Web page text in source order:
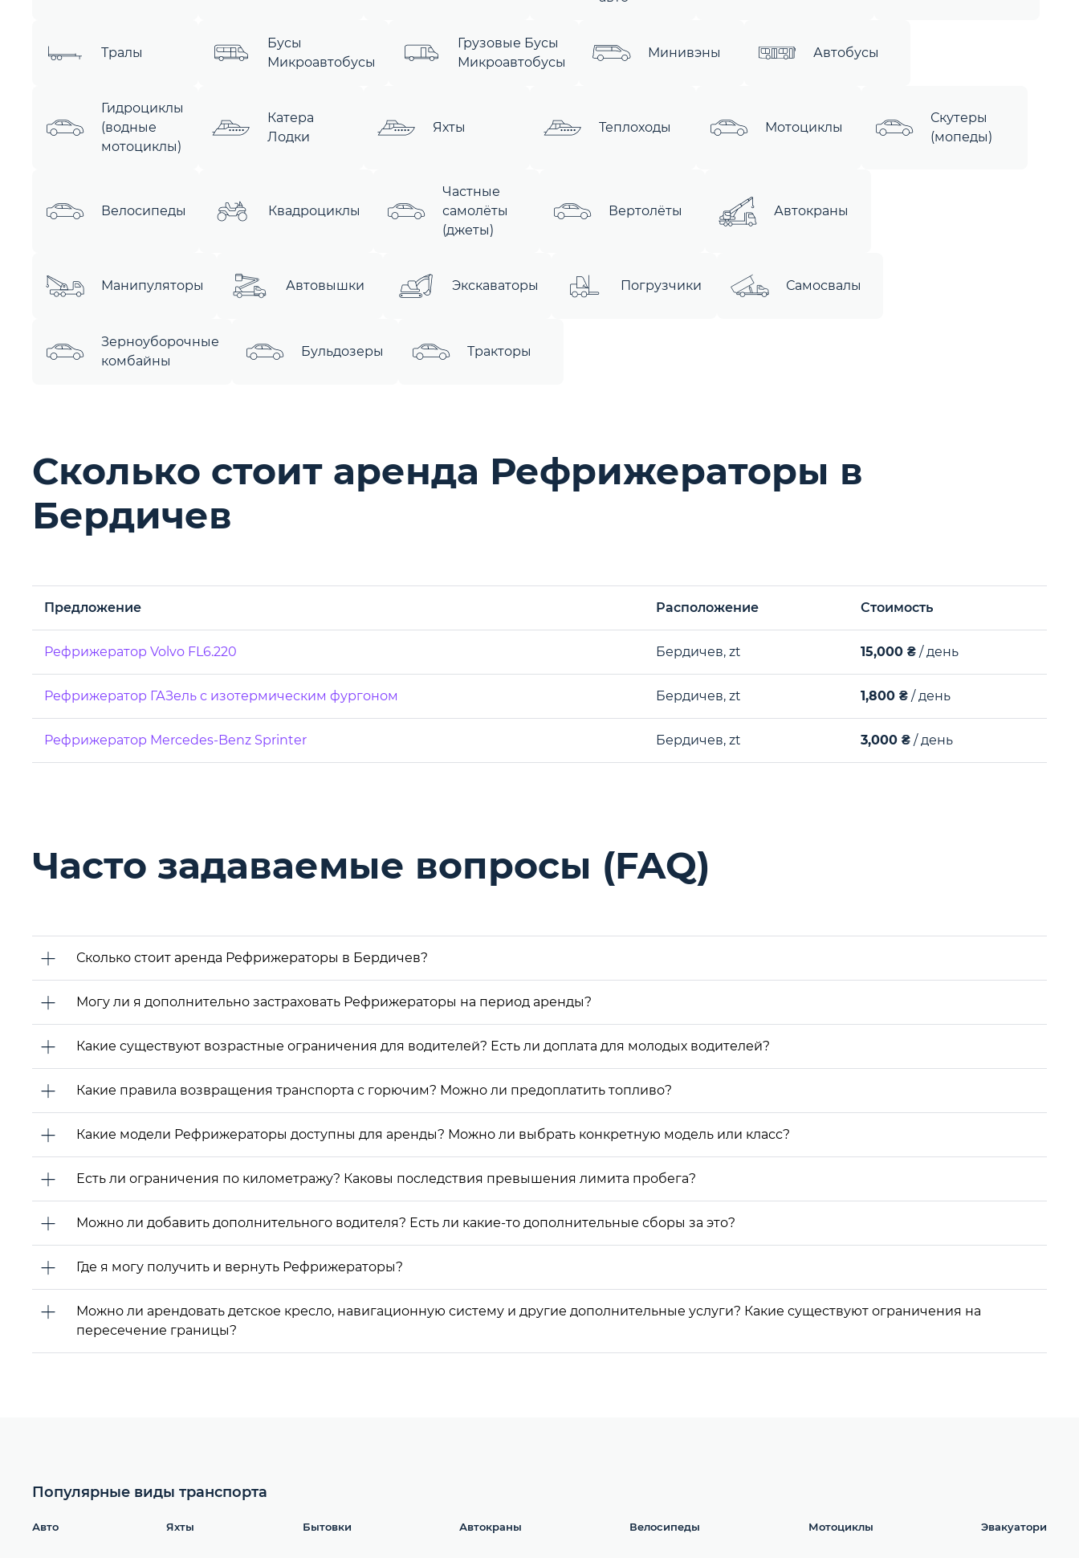
Тралы
Бусы
Микроавтобусы
Грузовые Бусы
Микроавтобусы
Минивэны Автобусы
Гидроциклы
(водные
мотоциклы)
Катера
Лодки
Яхты Теплоходы Мотоциклы
Скутеры
(мопеды)
Велосипеды Квадроциклы
Частные
самолёты
(джеты)
Вертолёты Автокраны
Манипуляторы Автовышки Экскаваторы Погрузчики Самосвалы
Зерноуборочные
комбайны
Бульдозеры Тракторы
Сколько стоит аренда Рефрижераторы в
Бердичев
Предложение Расположение Стоимость
Рефрижератор Volvo FL6.220 Бердичев, zt 15,000 ₴ / день
Рефрижератор ГАЗель с изотермическим фургоном Бердичев, zt 1,800 ₴ / день
Рефрижератор Mercedes-Benz Sprinter Бердичев, zt 3,000 ₴ / день
Часто задаваемые вопросы (FAQ)
Сколько стоит аренда Рефрижераторы в Бердичев?
Могу ли я дополнительно застраховать Рефрижераторы на период аренды?
Какие существуют возрастные ограничения для водителей? Есть ли доплата для молодых водителей?
Какие правила возвращения транспорта с горючим? Можно ли предоплатить топливо?
Какие модели Рефрижераторы доступны для аренды? Можно ли выбрать конкретную модель или класс?
Есть ли ограничения по километражу? Каковы последствия превышения лимита пробега?
Можно ли добавить дополнительного водителя? Есть ли какие-то дополнительные сборы за это?
Где я могу получить и вернуть Рефрижераторы?
Можно ли арендовать детское кресло, навигационную систему и другие дополнительные услуги? Какие существуют ограничения на
пересечение границы?
Популярные виды транспорта
Авто Яхты Бытовки Автокраны Велосипеды Мотоциклы Эвакуатори